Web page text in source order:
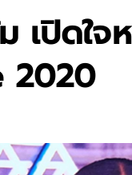
เปิดใจ
2020